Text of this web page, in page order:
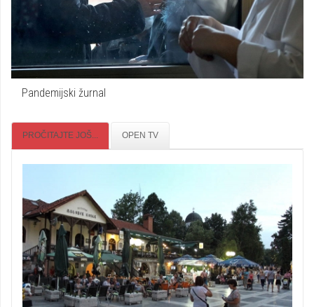
Pandemijski žurnal
PROČITAJTE JOŠ... OPEN TV